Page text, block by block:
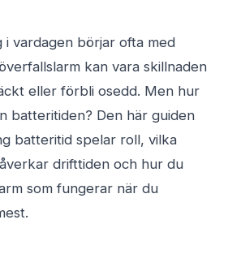
i vardagen börjar ofta med
kan vara skillnaden
eller förbli osedd. Men hur
batteritiden? Den här guiden
batteritid spelar roll, vilka
drifttiden och hur du
som fungerar när du